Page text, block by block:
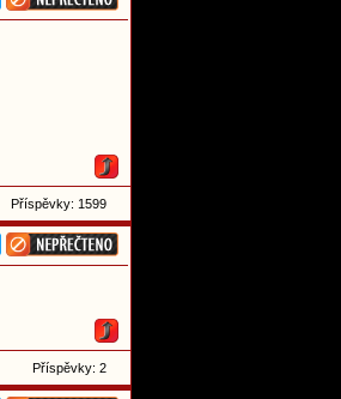
Příspěvky: 1599
Příspěvky: 2